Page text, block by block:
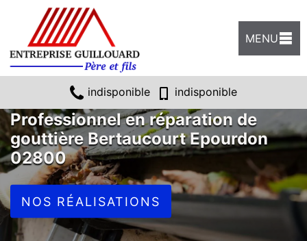
MENU
indisponible indisponible
Professionnel en réparation de
gouttière Bertaucourt Epourdon
02800
NOS RÉALISATIONS